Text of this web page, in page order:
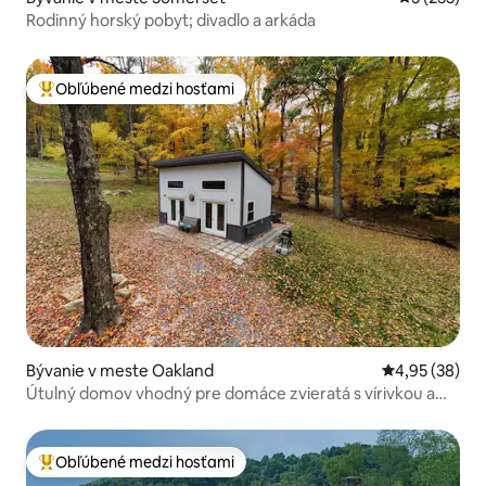
Rodinný horský pobyt; divadlo a arkáda
Najobľúbenejšie medzi hosťami
Obľúbené medzi hosťami
Bývanie v meste Oakland Priemerné
4,95 (38)
Útulný domov vhodný pre domáce zvieratá s vírivkou a
Najobľúbenejšie medzi hosťami
Obľúbené medzi hosťami